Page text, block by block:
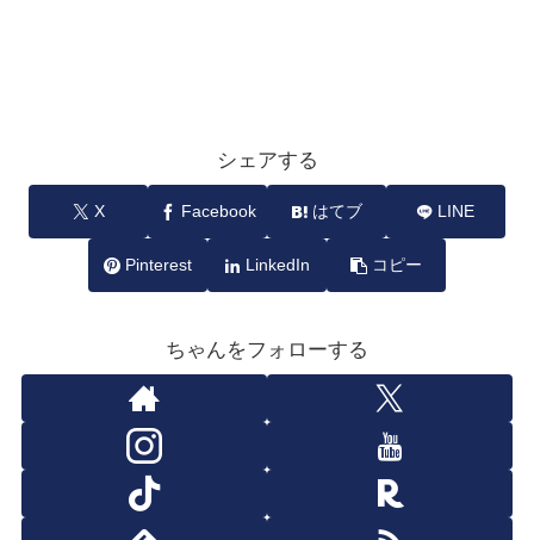
シェアする
X Facebook はてブ LINE
Pinterest LinkedIn コピー
ちゃんをフォローする